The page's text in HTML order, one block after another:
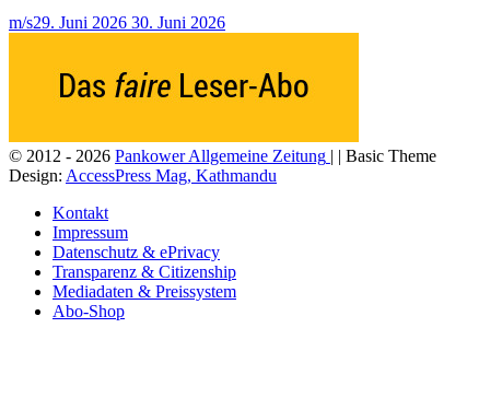
m/s29. Juni 2026 30. Juni 2026
© 2012 - 2026 Pankower Allgemeine Zeitung | | Basic Theme
Design: AccessPress Mag, Kathmandu
Kontakt
Impressum
Datenschutz & ePrivacy
Transparenz & Citizenship
Mediadaten & Preissystem
Abo-Shop